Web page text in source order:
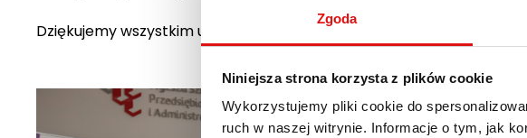
Zgoda
Niniejsza strona korzysta z plików cookie
Wykorzystujemy pliki cookie do
ruch w naszej witrynie. Informacje o tym, jak
Dziękujemy wszystkim uczestnikom za przybycie a prelegentom